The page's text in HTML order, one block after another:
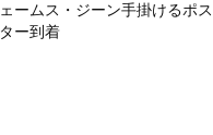
ェームス・ジーン手掛けるポス
ター到着